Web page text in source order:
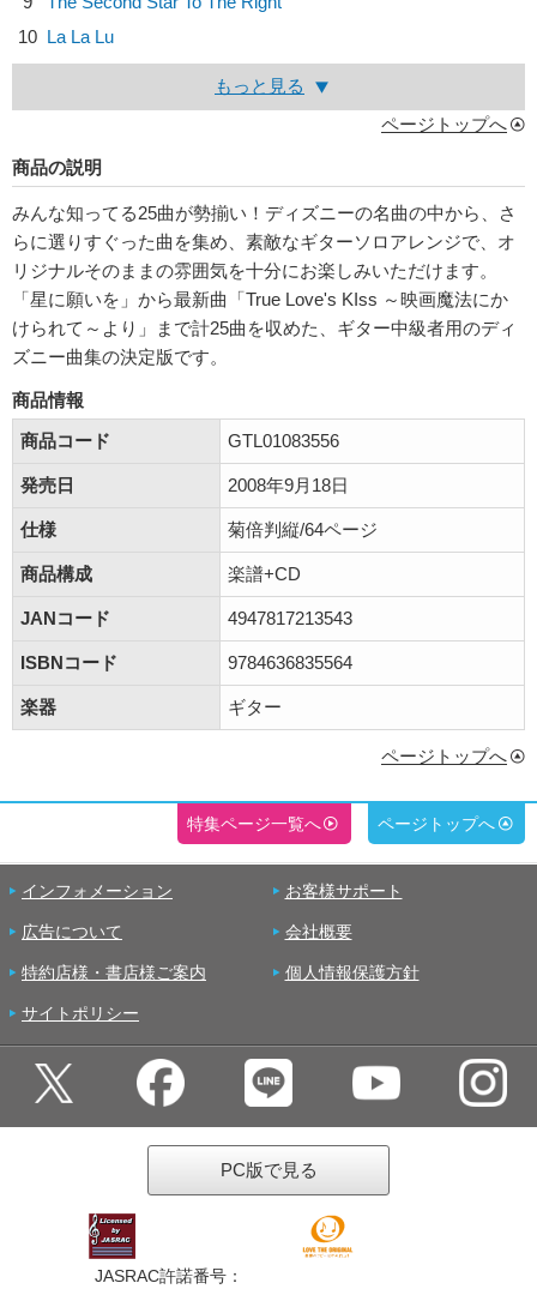
10 La La Lu
もっと見る
ページトップへ
商品の説明
みんな知ってる25曲が勢揃い！ディズニーの名曲の中から、さ
らに選りすぐった曲を集め、素敵なギターソロアレンジで、オ
リジナルそのままの雰囲気を十分にお楽しみいただけます。
「星に願いを」から最新曲「True Love's KIss ～映画魔法にか
けられて～より」まで計25曲を収めた、ギター中級者用のディ
ズニー曲集の決定版です。
商品情報
商品コード
GTL01083556
発売日 2008年9月18日
仕様 菊倍判縦/64ページ
商品構成 楽譜+CD
JANコード 4947817213543
ISBNコード 9784636835564
楽器 ギター
ページトップへ
特集ページ一覧へ ページトップへ
インフォメーション お客様サポート
広告について 会社概要
特約店様・書店様ご案内 個人情報保護方針
サイトポリシー
PC版で見る
JASRAC許諾番号：